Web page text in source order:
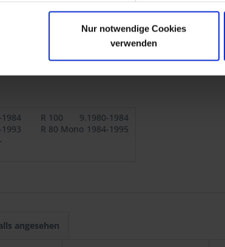
Nur notwendige Cookies
verwenden
R 100
9.1980-1984
R 80 Mono 1984-1995
angesehen